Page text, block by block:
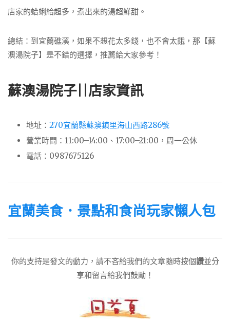
店家的蛤蜊給超多，煮出來的湯超鮮甜。
總結：到宜蘭礁溪，如果不想花太多錢，也不會太餓，那【蘇
澳湯院子】是不錯的選擇，推薦給大家參考！
蘇澳湯院子||店家資訊
地址： 270宜蘭縣蘇澳鎮里海山西路286號
營業時間：11:00–14:00、17:00–21:00，周一公休
電話：0987675126
宜蘭美食．景點和食尚玩家懶人包
你的支持是發文的動力，請不吝給我們的文章隨時按個讚並分
享和留言給我們鼓勵！